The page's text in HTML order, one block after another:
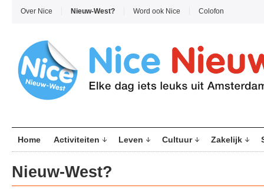
Over Nice Nieuw-West? Word ook Nice Colofon
Home Activiteiten Leven Cultuur Zakelijk
Nieuw-West?